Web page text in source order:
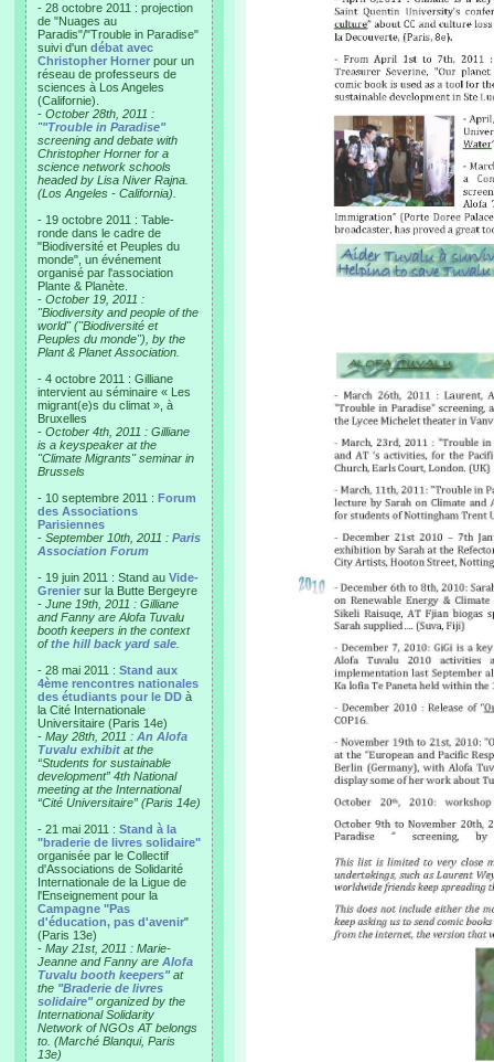
- 28 octobre 2011 : projection
de "Nuages au
Paradis"/"Trouble in Paradise"
suivi d'un débat avec
Christopher Horner pour un
réseau de professeurs de
sciences à Los Angeles
(Californie).
- October 28th, 2011 :
""Trouble in Paradise"
screening and debate with
Christopher Horner for a
science network schools
headed by Lisa Niver Rajna.
(Los Angeles - California).
- 19 octobre 2011 : Table-
ronde dans le cadre de
"Biodiversité et Peuples du
monde", un événement
organisé par l'association
Plante & Planète.
- October 19, 2011 :
"Biodiversity and people of the
world" ("Biodiversité et
Peuples du monde"), by the
Plant & Planet Association.
- 4 octobre 2011 : Gilliane
intervient au séminaire « Les
migrant(e)s du climat », à
Bruxelles
- October 4th, 2011 : Gilliane
is a keyspeaker at the
"Climate Migrants" seminar in
Brussels
- 10 septembre 2011 : Forum
des Associations
Parisiennes
- September 10th, 2011 : Paris
Association Forum
- 19 juin 2011 : Stand au Vide-
Grenier sur la Butte Bergeyre
- June 19th, 2011 : Gilliane
and Fanny are Alofa Tuvalu
booth keepers in the context
ofthe hill back yard sale
- 28 mai 2011 : Stand aux
4ème rencontres nationales
des étudiants pour le DD à
la Cité Internationale
Universitaire (Paris 14e)
- May 28th, 2011 : An Alofa
Tuvalu exhibit at the
“Students for sustainable
development” 4th National
meeting at the International
“Cité Universitaire” (Paris 14e)
- 21 mai 2011 : Stand à la
"braderie de livres solidaire"
organisée par le Collectif
d'Associations de Solidarité
Internationale de la Ligue de
l'Enseignement pour la
Campagne "Pas
d'éducation, pas d'avenir"
(Paris 13e)
- May 21st, 2011 : Marie-
Jeanne and Fanny are Alofa
Tuvalu booth keepers"at
the "Braderie de livres
solidaire"organized by the
International Solidarity
Network of NGOs AT belongs
to. (Marché Blanqui, Paris
13e)